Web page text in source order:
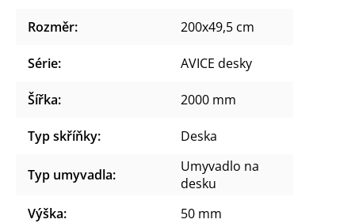
Rozměr: 200x49,5 cm
Série: AVICE desky
Šířka: 2000 mm
Typ skříňky: Deska
Typ umyvadla:
Umyvadlo na
desku
Výška: 50 mm